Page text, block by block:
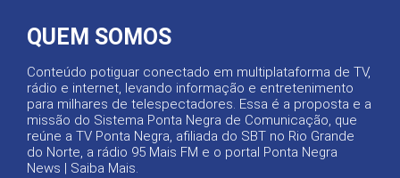
QUEM SOMOS
Conteúdo potiguar conectado em multiplataforma de TV,
rádio e internet, levando informação e entretenimento
para milhares de telespectadores. Essa é a proposta e a
missão do Sistema Ponta Negra de Comunicação, que
reúne a TV Ponta Negra, afiliada do SBT no Rio Grande
do Norte, a rádio 95 Mais FM e o portal Ponta Negra
News | Saiba Mais.